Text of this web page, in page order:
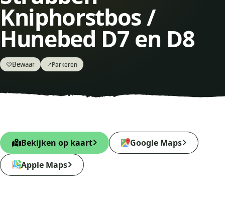
Kniphorstbos /
Hunebed D7 en D8
♡Bewaar 📍Parkeren
Bekijken op kaart
Google Maps
Apple Maps